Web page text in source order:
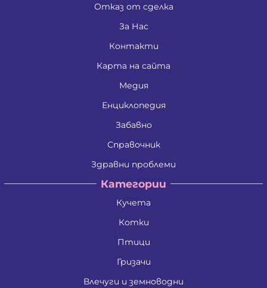
Отказ от сделка
За Нас
Контакти
Карта на сайта
Медия
Енциклопедия
Забавно
Справочник
Здравни проблеми
Категории
Кучета
Котки
Птици
Гризачи
Влечуги и земноводни